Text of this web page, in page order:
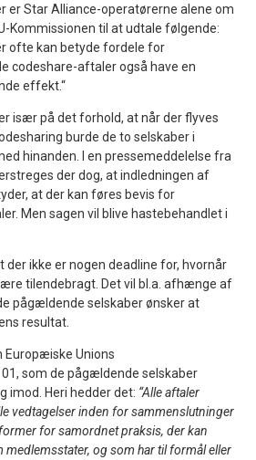
er Star Alliance-operatørerne alene om
Kommissionen til at udtale følgende:
ofte kan betyde fordele for
codeshare-aftaler også have en
effekt.“
især på det forhold, at når der flyves
burde de to selskaber i
hinanden. I en pressemeddelelse fra
der dog, at indledningen af
at der kan føres bevis for
Men sagen vil blive hastebehandlet i
der ikke er nogen deadline for, hvornår
tilendebragt. Det vil bl.a. afhænge af
pågældende selskaber ønsker at
resultat.
Europæiske Unions
som de pågældende selskaber
imod. Heri hedder det: “Alle aftaler
vedtagelser inden for sammenslutninger
for samordnet praksis, der kan
medlemsstater, og som har til formål eller